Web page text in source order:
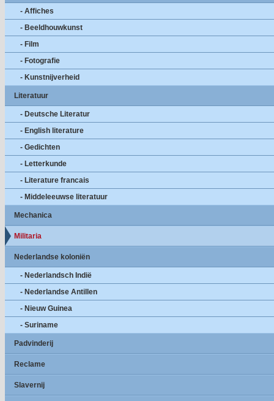
- Affiches
- Beeldhouwkunst
- Film
- Fotografie
- Kunstnijverheid
Literatuur
- Deutsche Literatur
- English literature
- Gedichten
- Letterkunde
- Literature francais
- Middeleeuwse literatuur
Mechanica
Militaria
Nederlandse koloniën
- Nederlandsch Indië
- Nederlandse Antillen
- Nieuw Guinea
- Suriname
Padvinderij
Reclame
Slavernij